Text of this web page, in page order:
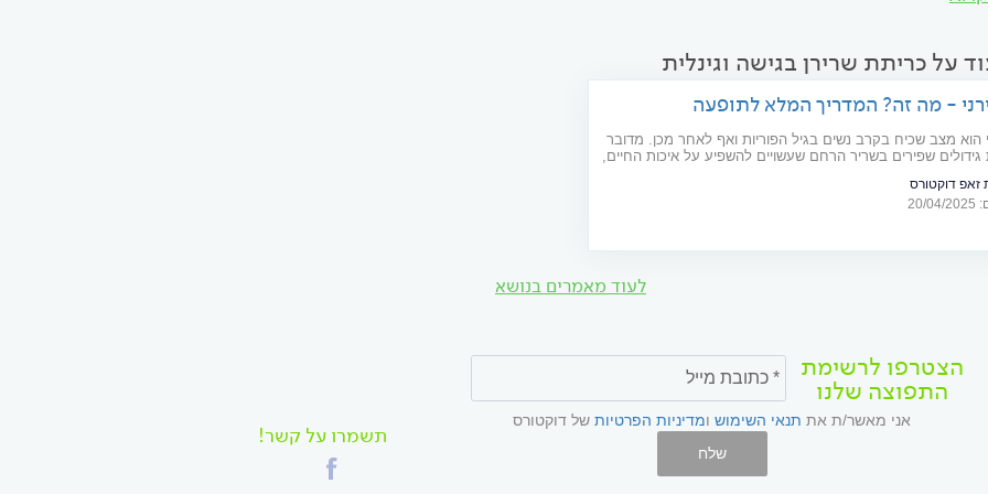
על כריתת שרירן בגישה וגינלית
- מה זה? המדריך המלא לתופעה
הוא מצב שכיח בקרב נשים בגיל הפוריות ואף לאחר מכן. מדובר
שפירים בשריר הרחם שעשויים להשפיע על איכות החיים,
זאפ דוקטורס
לעוד מאמרים בנושא
הצטרפו לרשימת
התפוצה שלנו
אני מאשר/ת את תנאי השימוש ומדיניות הפרטיות של דוקטורס
שלח
תשמרו על קשר!